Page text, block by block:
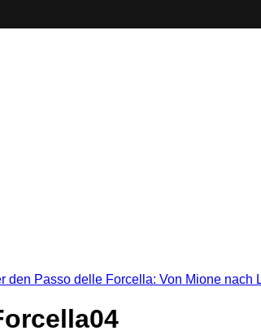
den Passo delle Forcella: Von Mione nach